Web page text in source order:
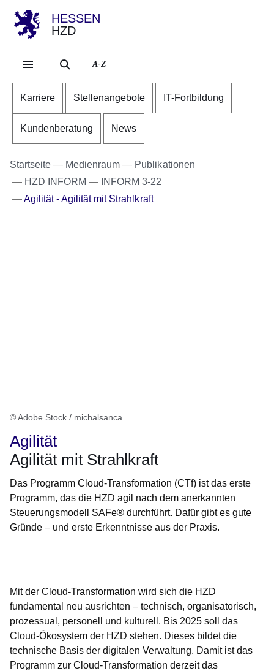
HESSEN
HZD
A-Z
Karriere Stellenangebote IT-Fortbildung
Kundenberatung News
Startseite Medienraum
Publikationen
HZD INFORM
INFORM 3-22
Agilität - Agilität mit Strahlkraft
© Adobe Stock / michalsanca
Agilität
Agilität mit Strahlkraft
Das Programm Cloud-Transformation (CTf) ist das erste
Programm, das die HZD agil nach dem anerkannten
Steuerungsmodell SAFe® durchführt. Dafür gibt es gute
Gründe – und erste Erkenntnisse aus der Praxis.
Mit der Cloud-Transformation wird sich die HZD
fundamen­tal neu ausrichten – tech­nisch, organisatorisch,
pro­zessual, personell und kulturell. Bis 2025 soll das
Cloud-Ökosystem der HZD stehen. Dieses bildet die
techni­sche Basis der digitalen Verwaltung. Damit ist das
Programm zur Cloud-Transformation derzeit das